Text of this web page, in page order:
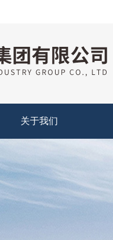
关于我们